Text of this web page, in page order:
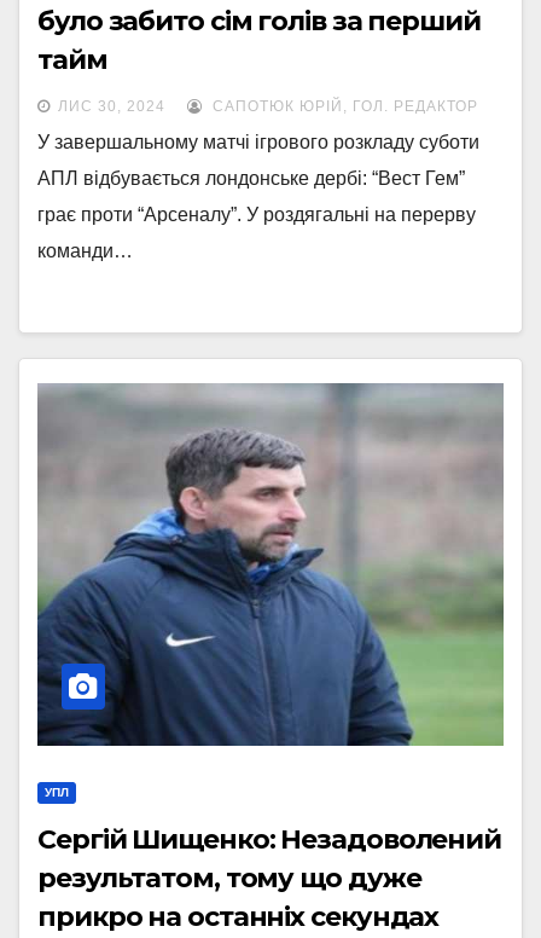
було забито сім голів за перший
тайм
ЛИС 30, 2024 САПОТЮК ЮРІЙ, ГОЛ. РЕДАКТОР
У завершальному матчі ігрового розкладу суботи
АПЛ відбувається лондонське дербі: “Вест Гем”
грає проти “Арсеналу”. У роздягальні на перерву
команди…
УПЛ
Сергій Шищенко: Незадоволений
результатом, тому що дуже
прикро на останніх секундах